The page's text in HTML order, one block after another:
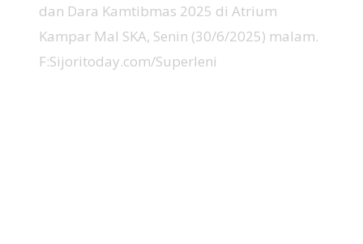
dan Dara Kamtibmas 2025 di Atrium
Kampar Mal SKA, Senin (30/6/2025) malam.
F:Sijoritoday.com/Superleni